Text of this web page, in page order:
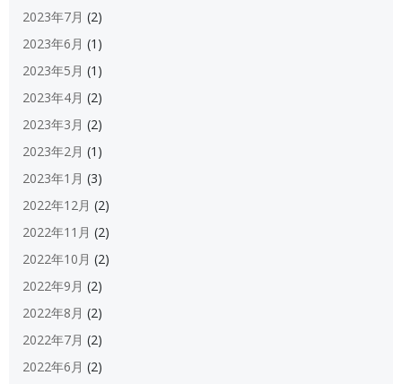
2023年7月 (2)
2023年6月 (1)
2023年5月 (1)
2023年4月 (2)
2023年3月 (2)
2023年2月 (1)
2023年1月 (3)
2022年12月 (2)
2022年11月 (2)
2022年10月 (2)
2022年9月 (2)
2022年8月 (2)
2022年7月 (2)
2022年6月 (2)